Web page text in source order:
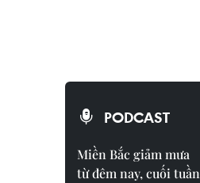
PODCAST
Miền Bắc giảm mưa
từ đêm nay, cuối tuần